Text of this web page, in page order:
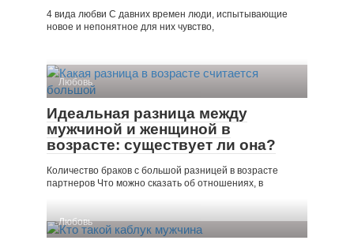
4 вида любви С давних времен люди, испытывающие
новое и непонятное для них чувство,
Любовь
Идеальная разница между
мужчиной и женщиной в
возрасте: существует ли она?
Количество браков с большой разницей в возрасте
партнеров Что можно сказать об отношениях, в
Любовь